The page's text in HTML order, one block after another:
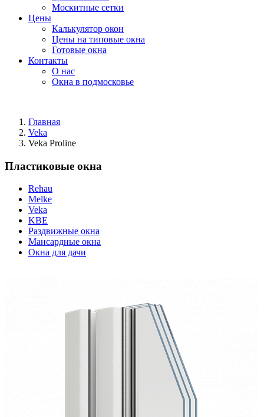
Москитные сетки
Цены
Калькулятор окон
Цены на типовые окна
Готовые окна
Контакты
О нас
Окна в подмосковье
Главная
Veka
Veka Proline
Пластиковые окна
Rehau
Melke
Veka
KBE
Раздвижные окна
Мансардные окна
Окна для дачи